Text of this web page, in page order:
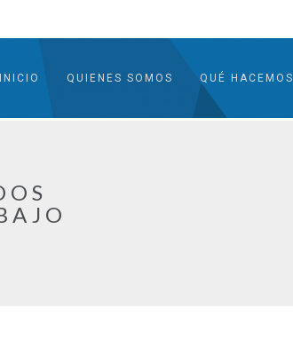
INICIO QUIENES SOMOS QUÉ HACEMOS